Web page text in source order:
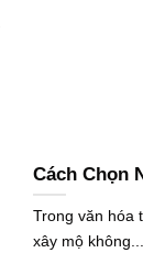
Cách Chọn
Trong văn hóa
xây mộ không...